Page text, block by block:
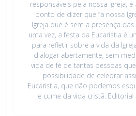
responsáveis pela nossa Igreja, é
ponto de dizer que “a nossa
Igreja que é sem a presença das
uma vez, a festa da Eucaristia é
para refletir sobre a vida da
dialogar abertamente, sem
vida de fé de tantas pessoas
possibilidade de celebrar
Eucaristia, que não podemos
e cume da vida cristã. Editorial